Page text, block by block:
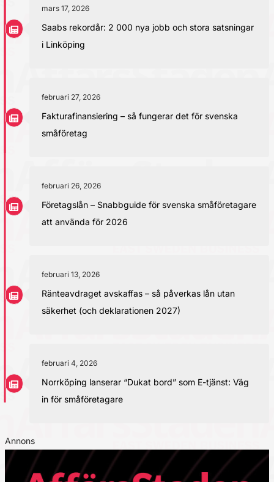
mars 17, 2026
Saabs rekordår: 2 000 nya jobb och stora satsningar
i Linköping
februari 27, 2026
Fakturafinansiering – så fungerar det för svenska
småföretag
februari 26, 2026
Företagslån – Snabbguide för svenska småföretagare
att använda för 2026
februari 13, 2026
Ränteavdraget avskaffas – så påverkas lån utan
säkerhet (och deklarationen 2027)
februari 4, 2026
Norrköping lanserar “Dukat bord” som E-tjänst: Väg
in för småföretagare
Annons